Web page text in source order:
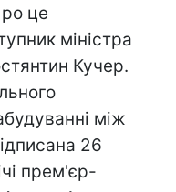
це
міністра
Кучер.
між
26
прем'єр-